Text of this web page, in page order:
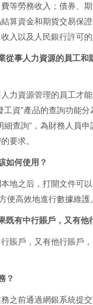
等勞務收入；債券、
算資金和期貨交易保
入以及人民銀行許可的
從事人力資源的員工
力資源管理的員工才
資”產品的查詢功能分
查詢”，為財務人員
要求。
如何使用？
地之后，打開文件可以
便高效地進行數據維護。
既有中行賬戶，又有他
賬戶，又有他行賬戶
？
之前通過網銀系統提